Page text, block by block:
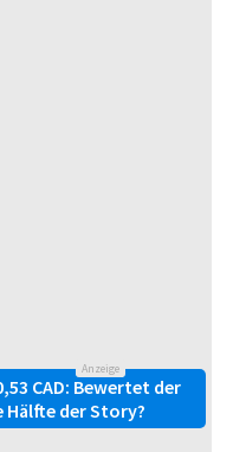
Anzeige
CAD: Bewertet der
der Story?